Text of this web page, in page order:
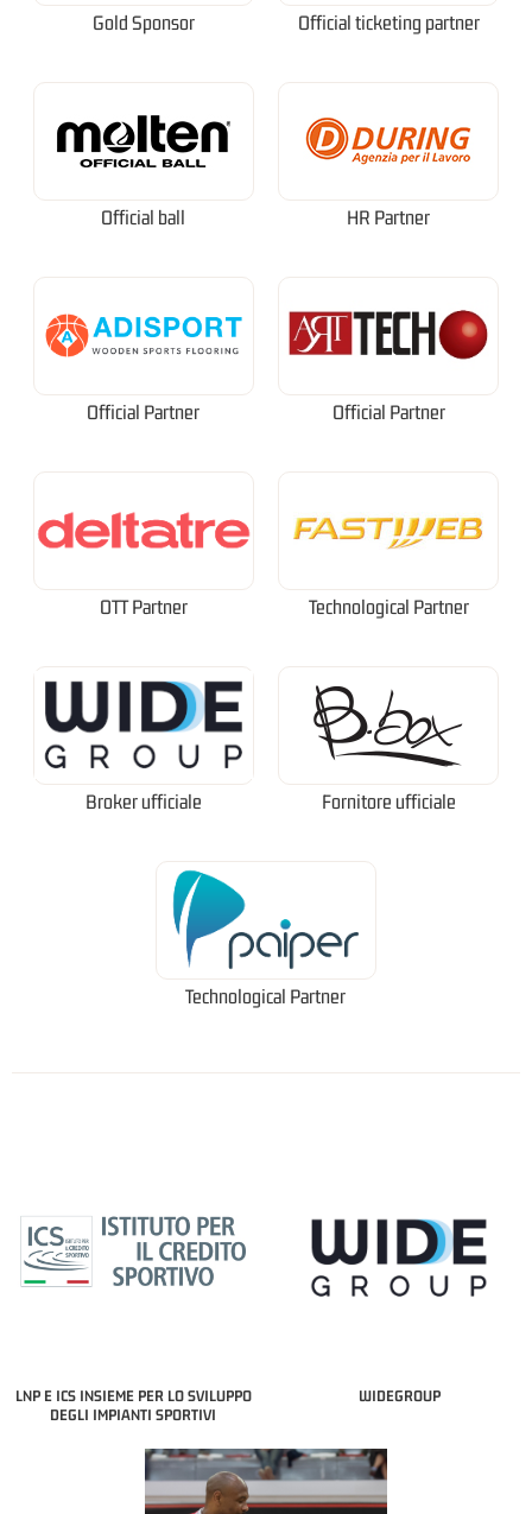
Gold Sponsor Official ticketing partner
Official ball HR Partner
Official Partner Official Partner
OTT Partner Technological Partner
Broker ufficiale Fornitore ufficiale
Technological Partner
LNP E ICS INSIEME PER LO SVILUPPO
DEGLI IMPIANTI SPORTIVI
WIDEGROUP